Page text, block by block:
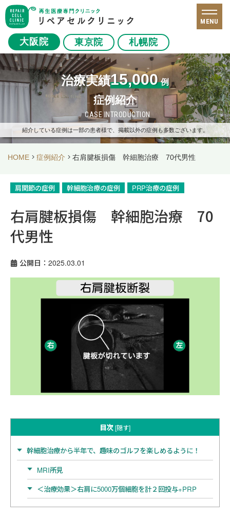
大阪院 東京院 札幌院
MENU
治療実績15,000 例
症例紹介
CASE INTRODUCTION
紹介している症例は一部の患者様で、掲載以外の症例も多数ございます。
HOME 症例紹介 右肩腱板損傷 幹細胞治療 70代男性
肩関節の症例 幹細胞治療の症例 PRP治療の症例
右肩腱板損傷 幹細胞治療 70
代男性
公開日：2025.03.01
目次 [隠す]
幹細胞治療から半年で、趣味のゴルフを楽しめるように！
MRI所見
＜治療効果＞右肩に5000万個細胞を計２回投与+PRP